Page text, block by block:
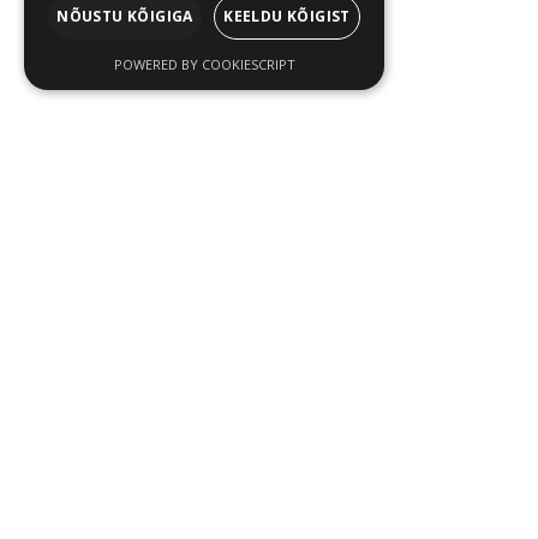
NÕUSTU KÕIGIGA KEELDU KÕIGIST
POWERED BY COOKIESCRIPT